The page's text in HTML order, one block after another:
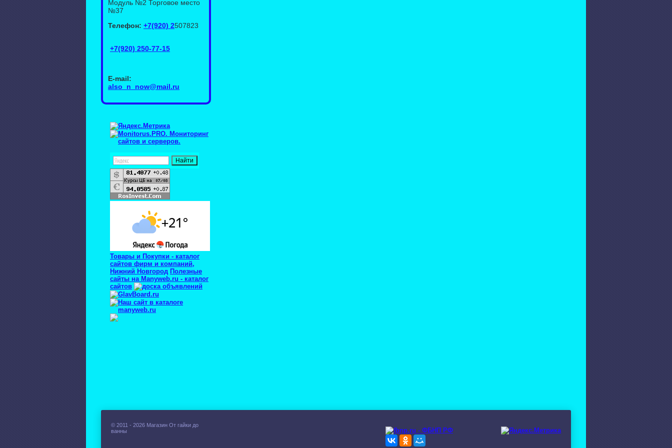
Модуль №2 Торговое место
№37
Телефон: +7(920) 2507823
+7(920) 250-77-15
E-mail:
also_n_now@mail.ru
Товары и Покупки - каталог
сайтов фирм и компаний,
Нижний Новгород Полезные
сайты на Manyweb.ru - каталог
сайтов
© 2011 - 2026 Магазин От гайки до
ванны